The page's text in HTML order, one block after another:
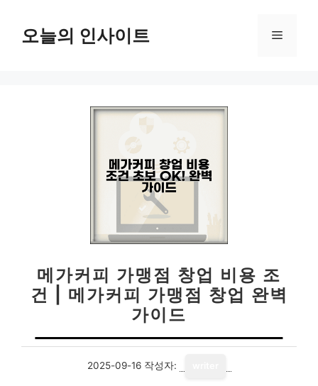
오늘의 인사이트 메
메가커피 가맹점 창업 비용 조
건 | 메가커피 가맹점 창업 완벽
가이드
2025-09-16 작성자: